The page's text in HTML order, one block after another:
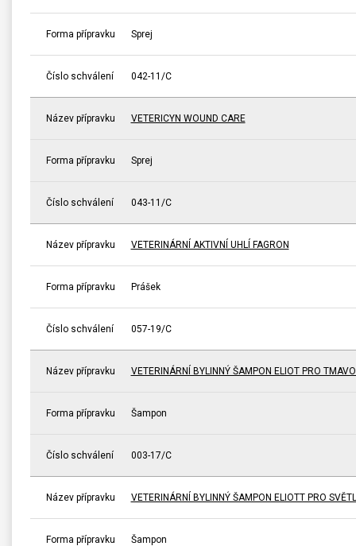
Forma přípravku Sprej
Číslo schválení 042-11/C
Název přípravku VETERICYN WOUND CARE
Forma přípravku Sprej
Číslo schválení 043-11/C
Název přípravku VETERINÁRNÍ AKTIVNÍ UHLÍ FAGRON
Forma přípravku Prášek
Číslo schválení 057-19/C
Název přípravku VETERINÁRNÍ BYLINNÝ ŠAMPON ELIOT PRO
Forma přípravku Šampon
Číslo schválení 003-17/C
Název přípravku VETERINÁRNÍ BYLINNÝ ŠAMPON ELIOTT PRO
Forma přípravku Šampon